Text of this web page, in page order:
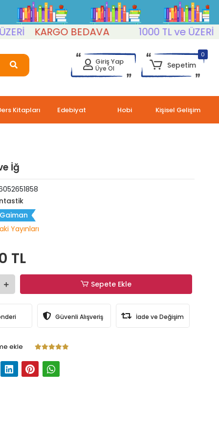
KARGO BEDAVA 1000 TL ve ÜZERİ
Giriş Yap
Üye Ol
0
Sepetim
Kitapları Edebiyat Hobi Kişisel Gelişim
İğ
Yayınları
TL
Sepete Ekle
Güvenli Alışveriş İade ve Değişim
ekle